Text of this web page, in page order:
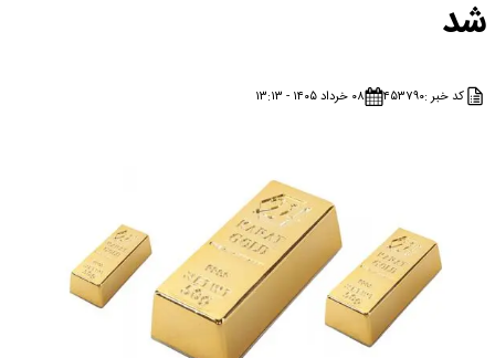
شد
کد خبر :۴۵۳۷۹۰ ۰۸ خرداد ۱۴۰۵ - ۱۳:۱۳